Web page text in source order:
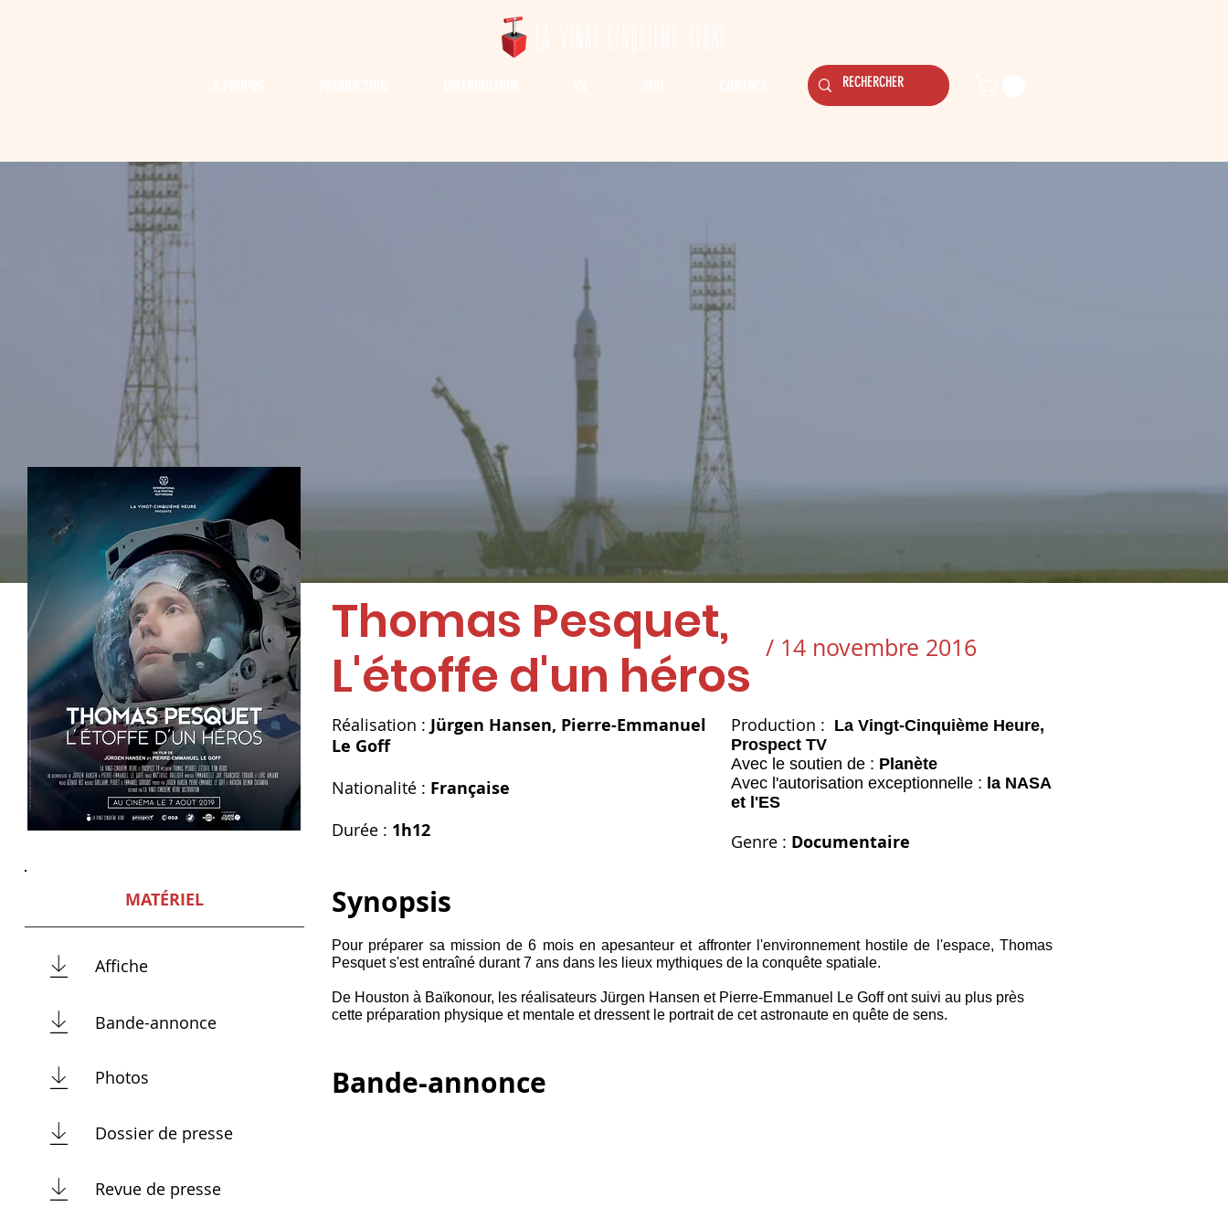
Thomas Pesquet,
L'étoffe d'un héros / 14 novembre 2016
Réalisation : Jürgen Hansen, Pierre-Emmanuel
Le Goff
Nationalité : Française
Durée : 1h12
Production : La Vingt-Cinquième Heure,
Prospect TV
Avec le soutien de : Planète
Avec l'autorisation exceptionnelle : la NASA
et l'ES
Genre : Documentaire
MATÉRIEL
Affiche
Bande-annonce
Photos
Dossier de presse
Revue de presse
Synopsis
Pour préparer sa mission de 6 mois en apesanteur et affronter l'environnement hostile de l'espace, Thomas
Pesquet s'est entraîné durant 7 ans dans les lieux mythiques de la conquête spatiale.
De Houston à Baïkonour, les réalisateurs Jürgen Hansen et Pierre-Emmanuel Le Goff ont suivi au plus près
cette préparation physique et mentale et dressent le portrait de cet astronaute en quête de sens.
Bande-annonce